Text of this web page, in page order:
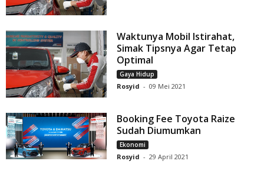
Waktunya Mobil Istirahat,
Simak Tipsnya Agar Tetap
Optimal
Gaya Hidup
Rosyid - 09 Mei 2021
Booking Fee Toyota Raize
Sudah Diumumkan
Ekonomi
Rosyid - 29 April 2021